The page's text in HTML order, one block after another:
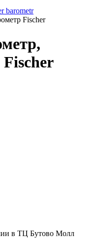
barometr
Fischer
в ТЦ Бутово Молл